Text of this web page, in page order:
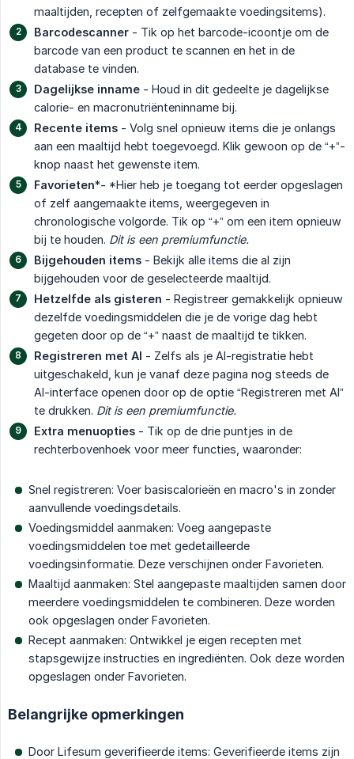
maaltijden, recepten of zelfgemaakte voedingsitems).
Barcodescanner - Tik op het barcode-icoontje om de
barcode van een product te scannen en het in de
database te vinden.
Dagelijkse inname - Houd in dit gedeelte je dagelijkse
calorie- en macronutriënteninname bij.
Recente items - Volg snel opnieuw items die je onlangs
aan een maaltijd hebt toegevoegd. Klik gewoon op de “+”-
knop naast het gewenste item.
Favorieten*- *Hier heb je toegang tot eerder opgeslagen
of zelf aangemaakte items, weergegeven in
chronologische volgorde. Tik op “+” om een item opnieuw
bij te houden. Dit is een premiumfunctie.
Bijgehouden items - Bekijk alle items die al zijn
bijgehouden voor de geselecteerde maaltijd.
Hetzelfde als gisteren - Registreer gemakkelijk opnieuw
dezelfde voedingsmiddelen die je de vorige dag hebt
gegeten door op de “+” naast de maaltijd te tikken.
Registreren met AI - Zelfs als je AI-registratie hebt
uitgeschakeld, kun je vanaf deze pagina nog steeds de
AI-interface openen door op de optie “Registreren met AI”
te drukken. Dit is een premiumfunctie.
Extra menuopties - Tik op de drie puntjes in de
rechterbovenhoek voor meer functies, waaronder:
Snel registreren: Voer basiscalorieën en macro's in zonder
aanvullende voedingsdetails.
Voedingsmiddel aanmaken: Voeg aangepaste
voedingsmiddelen toe met gedetailleerde
voedingsinformatie. Deze verschijnen onder Favorieten.
Maaltijd aanmaken: Stel aangepaste maaltijden samen door
meerdere voedingsmiddelen te combineren. Deze worden
ook opgeslagen onder Favorieten.
Recept aanmaken: Ontwikkel je eigen recepten met
stapsgewijze instructies en ingrediënten. Ook deze worden
opgeslagen onder Favorieten.
Belangrijke opmerkingen
Door Lifesum geverifieerde items: Geverifieerde items zijn